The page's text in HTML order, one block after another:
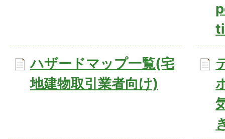
ハザードマップ一覧(宅
地建物取引業者向け)